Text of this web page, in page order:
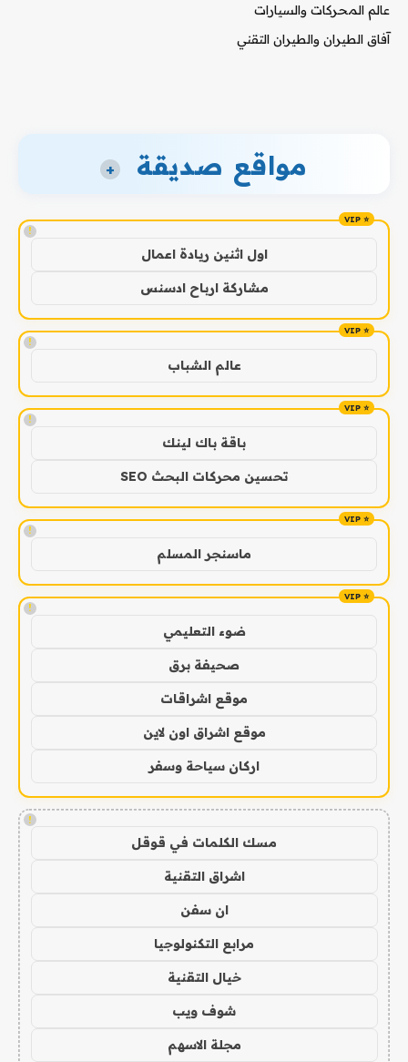
عالم المحركات والسيارات
آفاق الطيران والطيران التقني
مواقع صديقة +
!
اول اثنين ريادة اعمال
مشاركة ارباح ادسنس
!
عالم الشباب
!
باقة باك لينك
تحسين محركات البحث SEO
!
ماسنجر المسلم
!
ضوء التعليمي
صحيفة برق
موقع اشراقات
موقع اشراق اون لاين
اركان سياحة وسفر
!
مسك الكلمات في قوقل
اشراق التقنية
ان سفن
مرابع التكنولوجيا
خيال التقنية
شوف ويب
مجلة الاسهم